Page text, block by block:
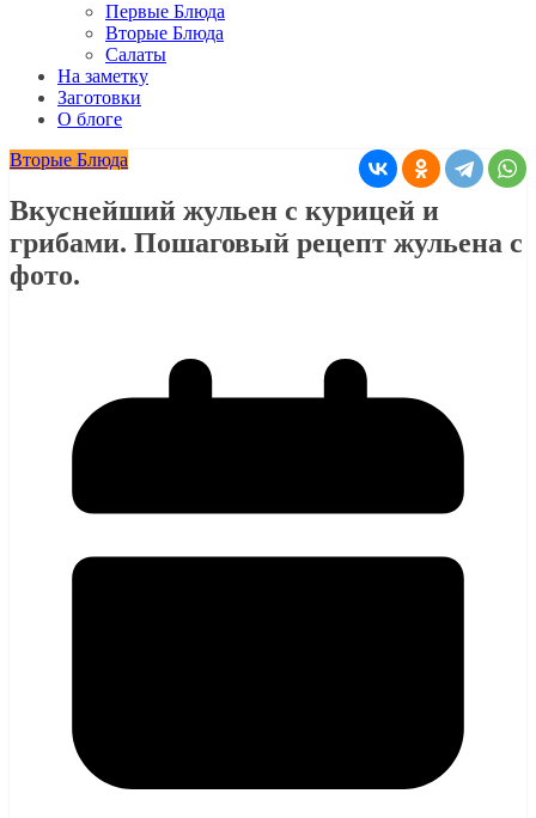
Первые Блюда
Вторые Блюда
Салаты
На заметку
Заготовки
О блоге
Вторые Блюда
Вкуснейший жульен с курицей и
грибами. Пошаговый рецепт жульена с
фото.